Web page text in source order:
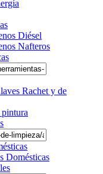
Diésel
Nafteros
Rachet y de
pintura
Domésticas